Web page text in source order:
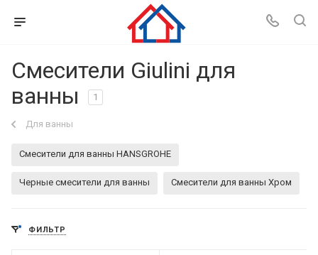
Смесители Giulini для
ванны
1
Для ванны
Смесители для ванны HANSGROHE
Черные смесители для ванны Смесители для ванны Хром
ФИЛЬТР